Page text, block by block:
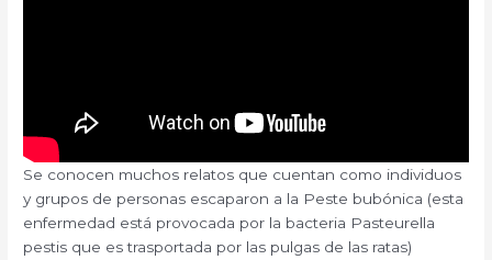
Se conocen muchos relatos que cuentan como individuos
y grupos de personas escaparon a la Peste bubónica (esta
enfermedad está provocada por la bacteria Pasteurella
pestis que es trasportada por las pulgas de las ratas)